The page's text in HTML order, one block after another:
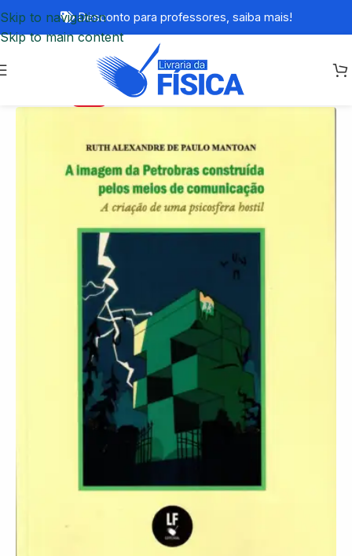
Skip to navigation
Skip to main content
Desconto para professores, saiba mais!